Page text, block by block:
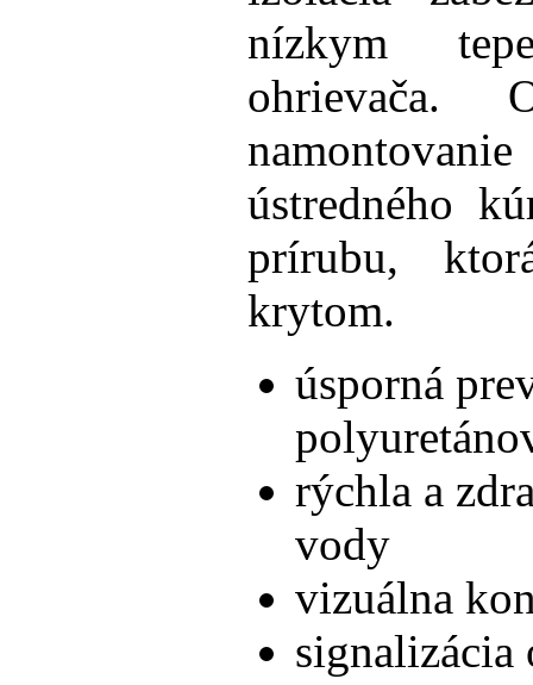
nízkym
ohrievača.
ústredného
prírubu,
krytom.
úsporná
rýchla a
vody
vizuálna
signalizácia